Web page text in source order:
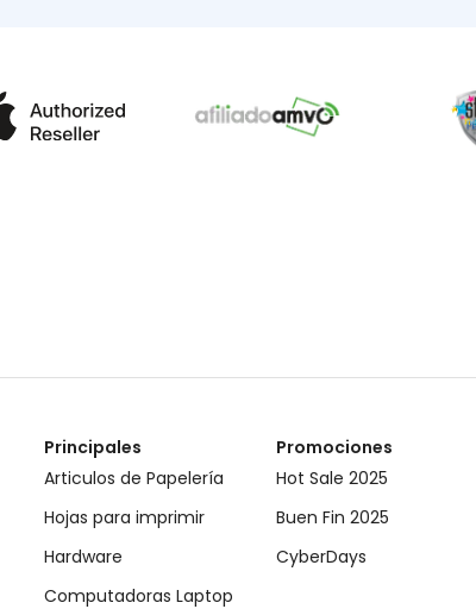
Principales
Articulos de Papelería
Hojas para imprimir
Hardware
Computadoras Laptop
Promociones
Hot Sale 2025
Buen Fin 2025
CyberDays